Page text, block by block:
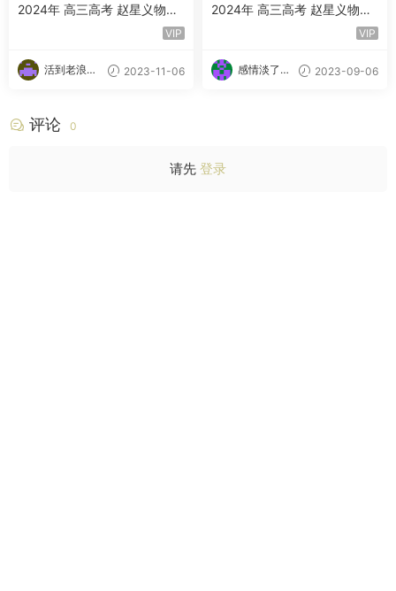
2024年 高三高考 赵星义物理
VIP
活到老浪到
2023-11-06
2024年 高三高考 赵星义物理
VIP
感情淡了请
2023-09-06
评论 0
请先 登录